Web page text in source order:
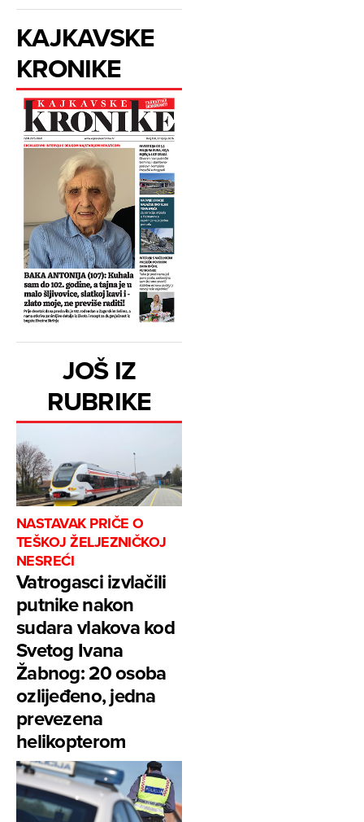
KAJKAVSKE
KRONIKE
JOŠ IZ
RUBRIKE
NASTAVAK PRIČE O
TEŠKOJ ŽELJEZNIČKOJ
NESREĆI
Vatrogasci izvlačili
putnike nakon
sudara vlakova kod
Svetog Ivana
Žabnog: 20 osoba
ozlijeđeno, jedna
prevezena
helikopterom